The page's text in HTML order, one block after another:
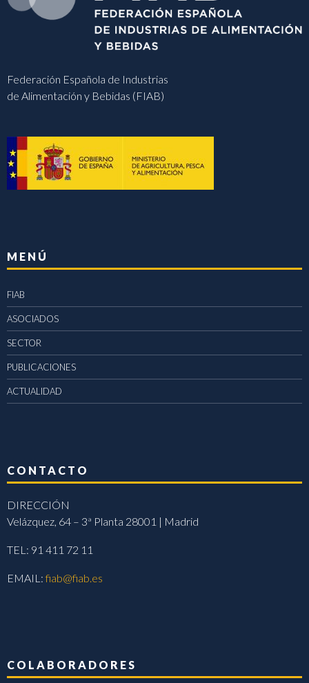
Federación Española de Industrias
de Alimentación y Bebidas (FIAB)
MENÚ
FIAB
ASOCIADOS
SECTOR
PUBLICACIONES
ACTUALIDAD
CONTACTO
DIRECCIÓN
Velázquez, 64 – 3ª Planta 28001 | Madrid
TEL: 91 411 72 11
EMAIL:fiab@fiab.es
COLABORADORES